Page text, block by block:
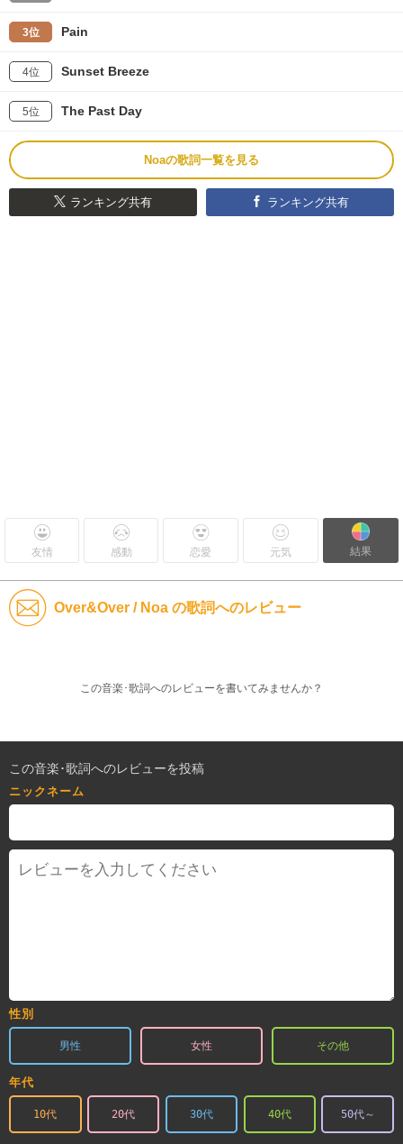
3位 Pain
4位 Sunset Breeze
5位 The Past Day
Noaの歌詞一覧を見る
ランキング共有 ランキング共有
友情 感動 恋愛 元気 結果
Over&Over / Noa の歌詞へのレビュー
この音楽･歌詞へのレビューを書いてみませんか？
この音楽･歌詞へのレビューを投稿
ニックネーム
性別
男性 女性 その他
年代
10代 20代 30代 40代 50代～